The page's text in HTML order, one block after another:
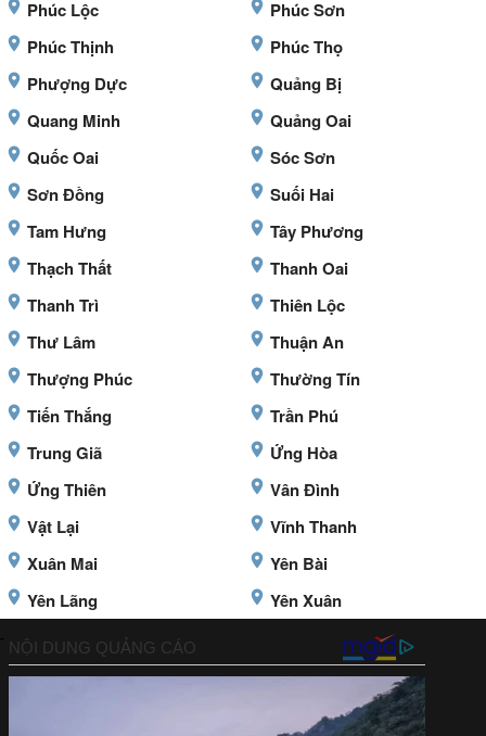
Phúc Lộc
Phúc Sơn
Phúc Thịnh
Phúc Thọ
Phượng Dực
Quảng Bị
Quang Minh
Quảng Oai
Quốc Oai
Sóc Sơn
Sơn Đồng
Suối Hai
Tam Hưng
Tây Phương
Thạch Thất
Thanh Oai
Thanh Trì
Thiên Lộc
Thư Lâm
Thuận An
Thượng Phúc
Thường Tín
Tiến Thắng
Trần Phú
Trung Giã
Ứng Hòa
Ứng Thiên
Vân Đình
Vật Lại
Vĩnh Thanh
Xuân Mai
Yên Bài
Yên Lãng
Yên Xuân